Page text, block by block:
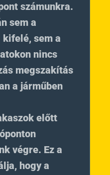
számunkra.
sem a
sem a
nincs
megszakítás
a járműben
előtt
végre. Ez a
hogy a